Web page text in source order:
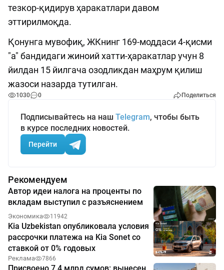
тезкор-қидирув ҳаракатлари давом
эттирилмоқда.
Қонунга мувофиқ, ЖКнинг 169-моддаси 4-қисми
"а" бандидаги жиноий хатти-ҳаракатлар учун 8
йилдан 15 йилгача озодликдан маҳрум қилиш
жазоси назарда тутилган.
1030 0 Поделиться
Подписывайтесь на наш Telegram, чтобы быть
в курсе последних новостей.
Перейти
Рекомендуем
Автор идеи налога на проценты по
вкладам выступил с разъяснением
Экономика 11942
Kia Uzbekistan опубликовала условия
рассрочки платежа на Kia Sonet со
ставкой от 0% годовых
Реклама 7866